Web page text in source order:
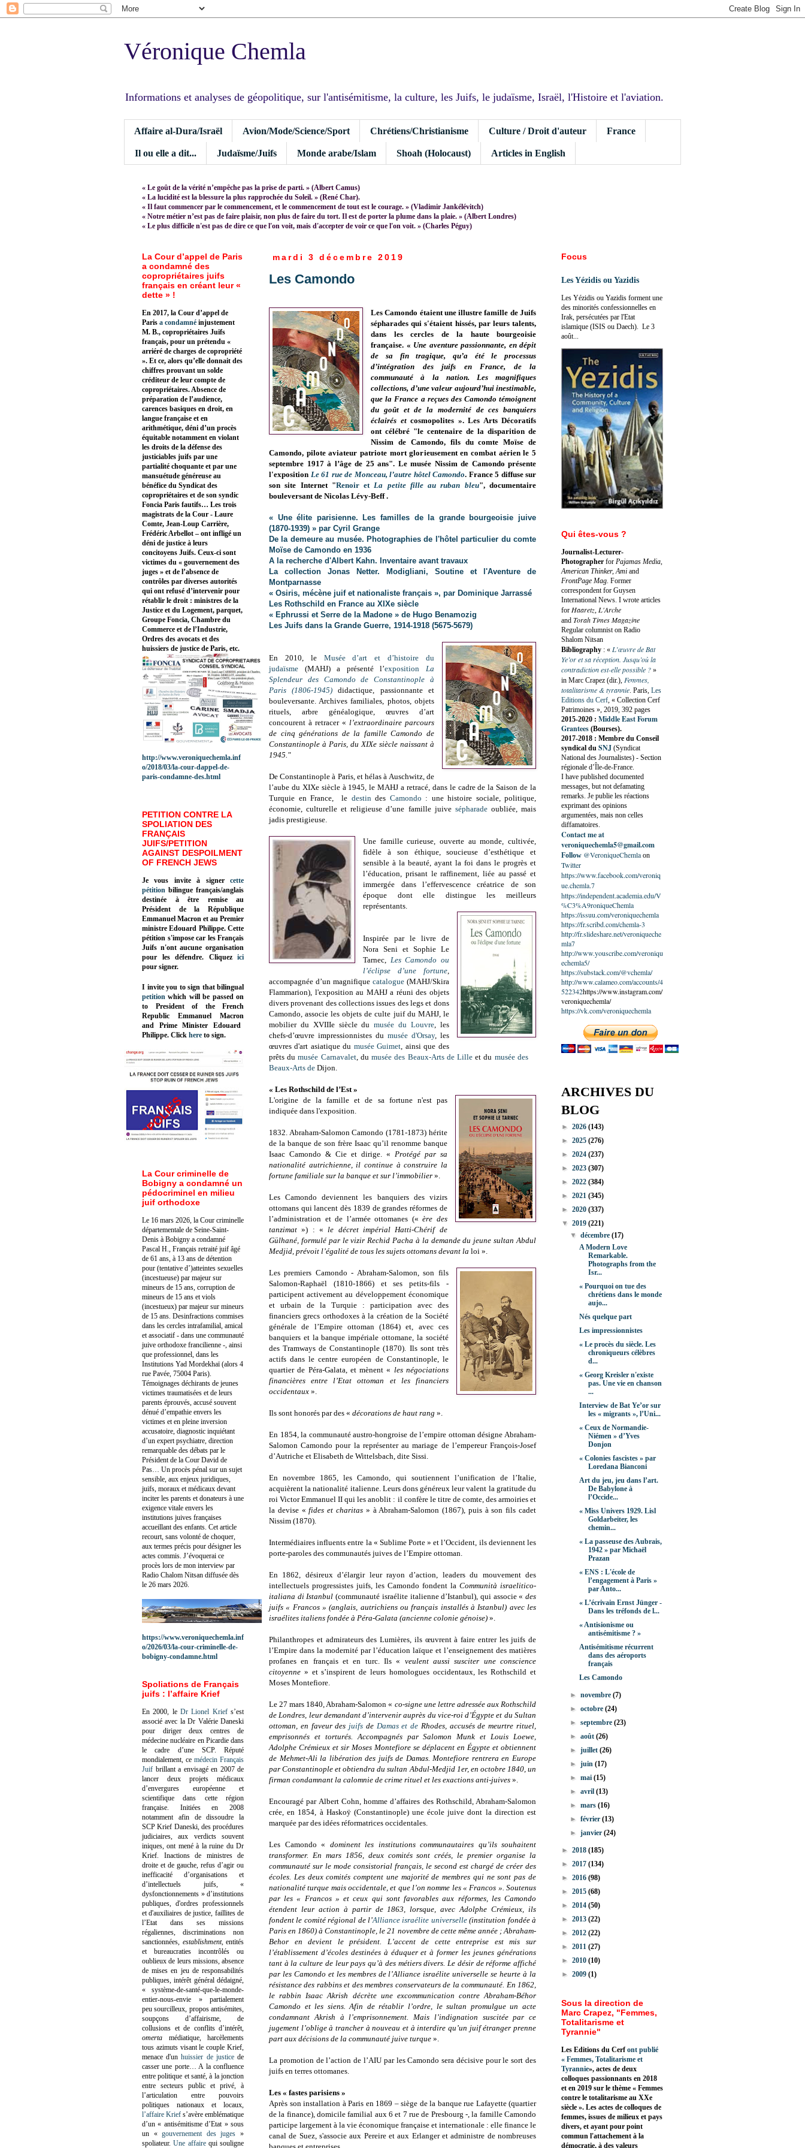
Véronique Chemla
Informations et analyses de géopolitique, sur l'antisémitisme, la culture, les Juifs, le judaïsme, Israël, l'Histoire et l'aviation.
Affaire al-Dura/Israël Avion/Mode/Science/Sport Chrétiens/Christianisme Culture / Droit d'auteur France
Il ou elle a dit... Judaïsme/Juifs Monde arabe/Islam Shoah (Holocaust) Articles in English
« Le goût de la vérité n’empêche pas la prise de parti. » (Albert Camus)
« La lucidité est la blessure la plus rapprochée du Soleil. » (René Char).
« Il faut commencer par le commencement, et le commencement de tout est le courage. » (Vladimir Jankélévitch)
« Notre métier n’est pas de faire plaisir, non plus de faire du tort. Il est de porter la plume dans la plaie. » (Albert Londres)
« Le plus difficile n'est pas de dire ce que l'on voit, mais d'accepter de voir ce que l'on voit. » (Charles Péguy)
mardi 3 décembre 2019
Les Camondo
Les Camondo étaient une illustre famille de Juifs
sépharades qui s'étaient hissés, par leurs talents,
dans les cercles de la haute bourgeoisie
française. « Une aventure passionnante, en dépit
de sa fin tragique, qu’a été le processus
d’intégration des juifs en France, de la
communauté à la nation. Les magnifiques
collections, d’une valeur aujourd’hui inestimable,
que la France a reçues des Camondo témoignent
du goût et de la modernité de ces banquiers
éclairés etcosmopolites ». Les Arts Décoratifs
ont célébré "le centenaire de la disparition de
Nissim de Camondo, fils du comte Moïse de
Camondo, pilote aviateur patriote mort glorieusement en combat aérien le 5
septembre 1917 à l’âge de 25 ans". Le musée Nissim de Camondo présente
l'exposition Le 61 rue de Monceau, l’autre hôtel Camondo. France 5 diffuse sur
son site Internet "Renoir etLa petite fille au ruban bleu", documentaire
bouleversant de Nicolas Lévy-Beff .
« Une élite parisienne. Les familles de la grande bourgeoisie juive
(1870-1939) » par Cyril Grange
De la demeure au musée. Photographies de l'hôtel particulier du comte
Moïse de Camondo en 1936
A la recherche d'Albert Kahn. Inventaire avant travaux
La collection Jonas Netter. Modigliani, Soutine et l'Aventure de
Montparnasse
« Osiris, mécène juif et nationaliste français », par Dominique Jarrassé
Les Rothschild en France au XIXe siècle
« Ephrussi et Serre de la Madone » de Hugo Benamozig
Les Juifs dans la Grande Guerre, 1914-1918 (5675-5679)
En 2010, le Musée d’art et d’histoire du
judaïsme (MAHJ) a présenté l’exposition La
Splendeur des Camondo de Constantinople à
Paris (1806-1945) didactique, passionnante et
bouleversante. Archives familiales, photos, objets
rituels, arbre généalogique, œuvres d’art
concourent à retracer « l’extraordinaire parcours
de cinq générations de la famille Camondo de
Constantinople à Paris, du XIXe siècle naissant à
1945."
De Constantinople à Paris, et hélas à Auschwitz, de
l’aube du XIXe siècle à 1945, le MAHJ a retracé, dans le cadre de la Saison de la
Turquie en France,
le destindes Camondo : une histoire sociale, politique,
économie, culturelle et religieuse d’une famille juive sépharadeoubliée, mais
jadis prestigieuse.
Une famille curieuse, ouverte au monde, cultivée,
fidèle à son éthique, soucieuse d’esthétique et
sensible à la beauté, ayant la foi dans le progrès et
l’éducation, prisant le raffinement, liée au passé et
immergée dans l’effervescence créatrice de son
époque dont elle distingue les meilleurs
représentants.
Inspirée par le livre de
Nora Seni et Sophie Le
Tarnec, Les Camondo ou
l’éclipse d’une fortune,
accompagnée d’un magnifique catalogue(MAHJ/Skira
Flammarion), l'exposition au MAHJ a réuni des objets
divers provenant des collections issues des legs et dons
Camondo, associe les objets de culte juif du MAHJ, le
mobilier du XVIIIe siècle dumusée du Louvre, les
chefs-d’œuvre impressionnistes du musée d'Orsay, les
œuvres d'art asiatique du musée Guimet, ainsi que des
prêts dumusée Carnavalet, dumusée des Beaux-Arts de Lilleet du musée des
Beaux-Arts de Dijon.
« Les Rothschild de l’Est »
L'origine de la famille et de sa fortune n'est pas
indiquée dans l'exposition.
1832. Abraham-Salomon Camondo (1781-1873) hérite
de la banque de son frère Isaac qu’il renomme banque
Isaac Camondo & Cie et dirige. « Protégé par sa
nationalité autrichienne, il continue à construire la
fortune familiale sur la banque et sur l’immobilier ».
Les Camondo deviennent les banquiers des vizirs
ottomans qui lancent dès 1839 de grandes réformes de
l’administration et de l’armée ottomanes («ère des
tanzimat ») : «le décret impérial Hatti-Chérif de
Gülhané, formulé par le vizir Rechid Pacha à la demande du jeune sultan Abdul
Medjid, prévoit l’égalité de tous les sujets ottomans devant la loi ».
Les premiers Camondo - Abraham-Salomon, son fils
Salomon-Raphaël (1810-1866) et ses petits-fils -
participent activement au développement économique
et urbain de la Turquie : participation avec des
financiers grecs orthodoxes à la création de la Société
générale de l’Empire ottoman (1864) et, avec ces
banquiers et la banque impériale ottomane, la société
des Tramways de Constantinople (1870). Ils sont très
actifs dans le centre européen de Constantinople, le
quartier de Péra-Galata, et mènent « les négociations
financières entre l’Etat ottoman et les financiers
occidentaux ».
Ils sont honorés par des « décorations de haut rang ».
En 1854, la communauté austro-hongroise de l’empire ottoman désigne Abraham-
Salomon Camondo pour la représenter au mariage de l’empereur François-Josef
d’Autriche et Elisabeth de Wittelsbach, dite Sissi.
En novembre 1865, les Camondo, qui soutiennent l’unification de l’Italie,
acquièrent la nationalité italienne. Leurs dons généreux leur valent la gratitude du
roi Victor Emmanuel II qui les anoblit : il confère le titre de comte, des armoiries et
la devise «fides et charitas» à Abraham-Salomon (1867), puis à son fils cadet
Nissim (1870).
Intermédiaires influents entre la « Sublime Porte » et l’Occident, ils deviennent les
porte-paroles des communautés juives de l’Empire ottoman.
En 1862, désireux d’élargir leur rayon d’action, leaders du mouvement des
intellectuels progressistes juifs, les Camondo fondent la Communità israelitico-
italiana di Istanbul (communauté israélite italienne d’Istanbul), qui associe «des
juifs « Francos » (anglais, autrichiens ou français installés à Istanbul) avec les
israélites italiens fondée à Péra-Galata (ancienne colonie génoise) ».
Philanthropes et admirateurs des Lumières, ils œuvrent à faire entrer les juifs de
l’Empire dans la modernité par l’éducation laïque et l’enseignement des matières
profanes en français et en turc. Ils « veulent aussi susciter une conscience
citoyenne » et s’inspirent de leurs homologues occidentaux, les Rothschild et
Moses Montefiore.
Le 27 mars 1840, Abraham-Salomon « co-signe une lettre adressée aux Rothschild
de Londres, leur demandant d’intervenir auprès du vice-roi d’Égypte et du Sultan
ottoman, en faveur des juifs de Damas et de Rhodes, accusés de meurtre rituel,
emprisonnés et torturés. Accompagnés par Salomon Munk et Louis Loewe,
Adolphe Crémieux et sir Moses Montefiore se déplacent en Égypte et obtiennent
de Mehmet-Ali la libération des juifs de Damas. Montefiore rentrera en Europe
par Constantinople et obtiendra du sultan Abdul-Medjid 1er, en octobre 1840, un
firman condamnant la calomnie de crime rituel et les exactions anti-juives ».
Encouragé par Albert Cohn, homme d’affaires des Rothschild, Abraham-Salomon
crée, en 1854, à Haskoÿ (Constantinople) une école juive dont la direction est
marquée par des idées réformatrices occidentales.
Les Camondo « dominent les institutions communautaires qu’ils souhaitent
transformer. En mars 1856, deux comités sont créés, le premier organise la
communauté sur le mode consistorial français, le second est chargé de créer des
écoles. Les deux comités comptent une majorité de membres qui ne sont pas de
nationalité turque mais occidentale, et que l’on nomme les « Francos ». Soutenus
par les « Francos » et ceux qui sont favorables aux réformes, les Camondo
étendent leur action à partir de 1863, lorsque, avec Adolphe Crémieux, ils
fondent le comité régional de l’Alliance israélite universelle(institution fondée à
Paris en 1860) à Constantinople, le 21 novembre de cette même année ; Abraham-
Behor en devient le président. L’accent de cette entreprise est mis sur
l’établissement d’écoles destinées à éduquer et à former les jeunes générations
tant à la culture de leur pays qu’à des métiers divers. Le désir de réforme affiché
par les Camondo et les membres de l’Alliance israélite universelle se heurte à la
résistance des rabbins et des membres conservateurs de la communauté. En 1862,
le rabbin Isaac Akrish décrète une excommunication contre Abraham-Béhor
Camondo et les siens. Afin de rétablir l’ordre, le sultan promulgue un acte
condamnant Akrish à l’emprisonnement. Mais l’indignation suscitée par ce
jugement l’oblige à trancher à nouveau et à interdire qu’un juif étranger prenne
part aux décisions de la communauté juive turque ».
La promotion de l’action de l’AIU par les Camondo sera décisive pour le sort des
juifs en terres ottomanes.
Les « fastes parisiens »
Après son installation à Paris en 1869 – siège de la banque rue Lafayette (quartier
de la finance), domicile familial aux 6 et 7 rue de Presbourg -, la famille Camondo
participe largement à la vie économique française et internationale : elle finance le
canal de Suez, s'associe aux Pereire et aux Erlanger et administre de nombreuses
La Cour d’appel de Paris
a condamné des
copropriétaires juifs
français en créant leur «
dette » !
En 2017, la Cour d’appel de
Paris a condamné injustement
M. B., copropriétaires Juifs
français, pour un prétendu «
arriéré de charges de copropriété
». Et ce, alors qu’elle donnait des
chiffres prouvant un solde
créditeur de leur compte de
copropriétaires. Absence de
préparation de l’audience,
carences basiques en droit, en
langue française et en
arithmétique, déni d’un procès
équitable notamment en violant
les droits de la défense des
justiciables juifs par une
partialité choquante et par une
mansuétude généreuse au
bénéfice du Syndicat des
copropriétaires et de son syndic
Foncia Paris fautifs… Les trois
magistrats de la Cour - Laure
Comte, Jean-Loup Carrière,
Frédéric Arbellot – ont infligé un
déni de justice à leurs
concitoyens Juifs. Ceux-ci sont
victimes du « gouvernement des
juges » et de l’absence de
contrôles par diverses autorités
qui ont refusé d’intervenir pour
rétablir le droit : ministres de la
Justice et du Logement, parquet,
Groupe Foncia, Chambre du
Commerce et de l’Industrie,
Ordres des avocats et des
huissiers de justice de Paris, etc.
http://www.veroniquechemla.inf
o/2018/03/la-cour-dappel-de-
paris-condamne-des.html
PETITION CONTRE LA
SPOLIATION DES
FRANÇAIS
JUIFS/PETITION
AGAINST DESPOILMENT
OF FRENCH JEWS
Je vous invite à signer cette
pétition bilingue français/anglais
destinée à être remise au
Président de la République
Emmanuel Macron et au Premier
ministre Edouard Philippe. Cette
pétition s'impose car les Français
Juifs n'ont aucune organisation
pour les défendre. Cliquez
ici
pour signer.
I invite you to sign that bilingual
petition which will be passed on
to President of the French
Republic Emmanuel Macron
and Prime Minister Edouard
Philippe. Click here to sign.
La Cour criminelle de
Bobigny a condamné un
pédocriminel en milieu
juif orthodoxe
Le 16 mars 2026, la Cour criminelle
départementale de Seine-Saint-
Denis à Bobigny a condamné
Pascal H., Français retraité juif âgé
de 61 ans, à 13 ans de détention
pour (tentative d’)atteintes sexuelles
(incestueuse) par majeur sur
mineurs de 15 ans, corruption de
mineurs de 15 ans et viols
(incestueux) par majeur sur mineurs
de 15 ans. Desinfractions commises
dans les cercles intrafamilial, amical
et associatif - dans une communauté
juive orthodoxe francilienne -, ainsi
que professionnel, dans les
Institutions Yad Mordekhaï (alors 4
rue Pavée, 75004 Paris).
Témoignages déchirants de jeunes
victimes traumatisées et de leurs
parents éprouvés, accusé souvent
dénué d’empathie envers les
victimes et en pleine inversion
accusatoire, diagnostic inquiétant
d’un expert psychiatre, direction
remarquable des débats par le
Président de la Cour David de
Pas… Un procès pénal sur un sujet
sensible, aux enjeux juridiques,
juifs, moraux et médicaux devant
inciter les parents et donateurs à une
exigence vitale envers les
institutions juives françaises
accueillant des enfants. Cet article
recourt, sans volonté de choquer,
aux termes précis pour désigner les
actes commis. J’évoquerai ce
procès lors de mon interview par
Radio Chalom Nitsan diffusée dès
le 26 mars 2026.
https://www.veroniquechemla.inf
o/2026/03/la-cour-criminelle-de-
bobigny-condamne.html
Spoliations de Français
juifs : l’affaire Krief
En 2000, le Dr Lionel Kriefs’est
associé avec la Dr Valérie Daneski
pour diriger deux centres de
médecine nucléaire en Picardie dans
le cadre d’une SCP. Réputé
mondialement, ce médecin Français
Juif brillant a envisagé en 2007 de
lancer deux projets médicaux
d’envergures européenne et
scientifique dans cette région
française. Initiées en 2008
notamment afin de dissoudre la
SCP Krief Daneski, des procédures
judiciaires, aux verdicts souvent
iniques, ont mené à la ruine du Dr
Krief. Inactions de ministres de
droite et de gauche, refus d’agir ou
inefficacité d’organisations et
d’intellectuels juifs, «
dysfonctionnements » d’institutions
publiques, d'ordres professionnels
et d'auxiliaires de justice, faillites de
l’Etat dans ses missions
régaliennes, discriminations non
sanctionnées, establishment, entités
et bureaucraties incontrôlés ou
oublieux de leurs missions, absence
de mises en jeu de responsabilités
publiques, intérêt général dédaigné,
« système-de-santé-que-le-monde-
entier-nous-envie » partialement
peu sourcilleux, propos antisémites,
soupçons d’affairisme, de
collusions et de conflits d’intérêt,
omerta médiatique, harcèlements
tous azimuts visant le couple Krief,
menace d'unhuissier de justicede
casser une porte… A la confluence
entre politique et santé, à la jonction
entre secteurs public et privé, à
l’articulation entre pouvoirs
politiques nationaux et locaux,
l’affaire Krief s’avère emblématique
d’un « antisémitisme d’Etat » sous
un «gouvernement des juges »
spoliateur.Une affairequi souligne
Focus
Les Yézidis ou Yazidis
Les Yézidis ou Yazidis forment une
des minorités confessionnelles en
Irak, persécutées par l'Etat
islamique (ISIS ou Daech). Le 3
août...
Qui êtes-vous ?
Journalist-Lecturer-
Photographer for Pajamas Media,
American Thinker, Ami and
FrontPage Mag. Former
correspondent for Guysen
International News. I wrote articles
for Haaretz, L'Arche
and Torah Times Magazine
Regular columnist on Radio
Shalom Nitsan
Bibliography : « L’œuvre de Bat
Ye’or et sa réception. Jusqu’où la
contradiction est-elle possible ? »
in Marc Crapez (dir.), Femmes,
totalitarisme & tyrannie. Paris, Les
Editions du Cerf, « Collection Cerf
Patrimoines », 2019, 392 pages
2015-2020 : Middle East Forum
Grantees (Bourses).
2017-2018 : Membre du Conseil
syndical du SNJ (Syndicat
National des Journalistes) - Section
régionale d’Île-de-France.
I have published documented
messages, but not defamating
remarks. Je publie les réactions
exprimant des opinions
argumentées, mais non celles
diffamatoires.
Contact me at
veroniquechemla5@gmail.com
Follow @VeroniqueChemlaon
Twitter
https://www.facebook.com/veroniq
ue.chemla.7
https://independent.academia.edu/V
%C3%A9roniqueChemla
https://issuu.com/veroniquechemla
https://fr.scribd.com/chemla-3
http://fr.slideshare.net/veroniqueche
mla7
http://www.youscribe.com/veroniqu
echemla5/
https://substack.com/@vchemla/
http://www.calameo.com/accounts/4
522342https://www.instagram.com/
veroniquechemla/
https://vk.com/veroniquechemla
ARCHIVES DU
BLOG
► 2026 (143)
► 2025 (276)
► 2024 (237)
► 2023 (307)
► 2022 (384)
► 2021 (345)
► 2020 (337)
▼ 2019 (221)
▼décembre(17)
A Modern Love
Remarkable.
Photographs from the
Isr...
« Pourquoi on tue des
chrétiens dans le monde
aujo...
Nés quelque part
Les impressionnistes
« Le procès du siècle. Les
chroniqueurs célèbres
d...
« Georg Kreisler n'existe
pas. Une vie en chanson
...
Interview de Bat Ye’or sur
les « migrants », l’Uni...
« Ceux de Normandie-
Niémen » d’Yves
Donjon
« Colonies fascistes » par
Loredana Bianconi
Art du jeu, jeu dans l’art.
De Babylone à
l’Occide...
« Miss Univers 1929. Lisl
Goldarbeiter, les
chemin...
« La passeuse des Aubrais,
1942 » par Michaël
Prazan
« ENS : L'école de
l’engagement à Paris »
par Anto...
« L’écrivain Ernst Jünger -
Dans les tréfonds de l...
« Antisionisme ou
antisémitisme ? »
Antisémitisme récurrent
dans des aéroports
français
Les Camondo
►novembre(7)
►octobre(24)
►septembre(23)
►août(26)
►juillet(26)
►juin(17)
►mai(15)
►avril(13)
►mars(16)
►février(13)
►janvier(24)
► 2018 (185)
► 2017 (134)
► 2016 (98)
► 2015 (68)
► 2014 (50)
► 2013 (22)
► 2012 (22)
► 2011 (27)
► 2010 (10)
► 2009 (1)
Sous la direction de
Marc Crapez, "Femmes,
Totalitarisme et
Tyrannie"
Les Editions du Cerfont publié
« Femmes, Totalitarisme et
Tyrannie», actes de deux
colloques passionnants en 2018
et en 2019 sur le thème « Femmes
contre le totalitarisme au XXe
siècle ». Les actes de colloques de
femmes, issues de milieux et pays
divers, et ayant pour point
commun l'attachement à la
démocratie, à des valeurs